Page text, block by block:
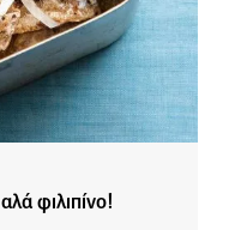
φιλιπίνο!